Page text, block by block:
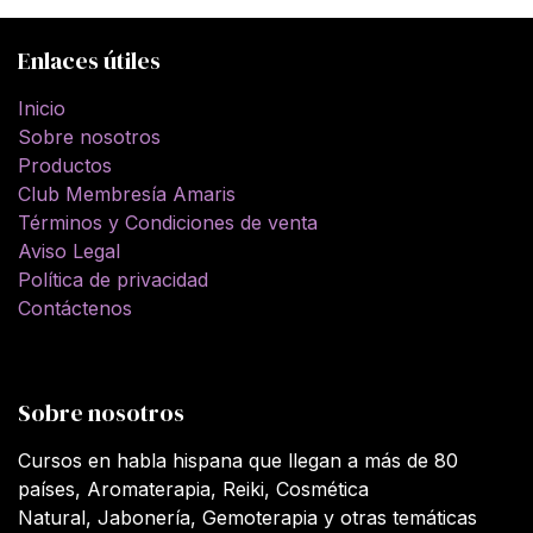
Enlaces útiles
Inicio
Sobre nosotros
Productos
Club Membresía Amaris
Términos y Condiciones de venta
Aviso Legal
Política de privacidad
Contáctenos
Sobre nosotros
Cursos en habla hispana que llegan a más de 80
países, Aromaterapia, Reiki, Cosmética
Natural, Jabonería, Gemoterapia y otras temáticas